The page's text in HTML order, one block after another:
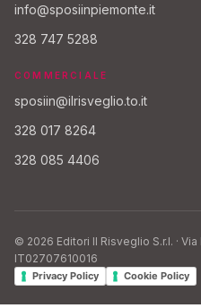
info@sposiinpiemonte.it
328 747 5288
COMMERCIALE
sposiin@ilrisveglio.to.it
328 017 8264
328 085 4406
© 2026 Editori Il Risveglio S.r.l. ·
IT02707610016
Privacy Policy Cookie Policy